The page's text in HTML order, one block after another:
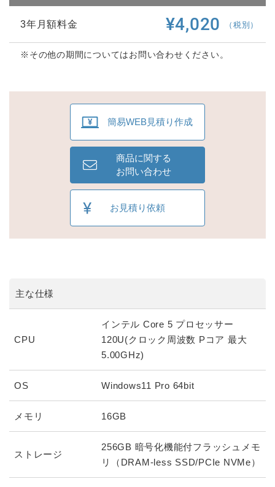
3年月額料金 ¥4,020 （税別）
※その他の期間についてはお問い合わせください。
簡易WEB見積り作成
商品に関する
お問い合わせ
お見積り依頼
主な仕様
CPU
インテル Core 5 プロセッサー
120U(クロック周波数 Pコア 最大
5.00GHz)
OS Windows11 Pro 64bit
メモリ 16GB
ストレージ
256GB 暗号化機能付フラッシュメモ
リ（DRAM-less SSD/PCIe NVMe）